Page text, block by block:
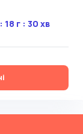
18 г : 30 хв